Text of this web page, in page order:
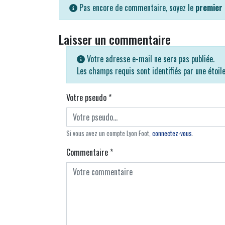
Pas encore de commentaire, soyez le premier
Laisser un commentaire
Votre adresse e-mail ne sera pas publiée.
Les champs requis sont identifiés par une étoile
Votre pseudo*
Si vous avez un compte Lyon Foot, connectez-vous
Commentaire*